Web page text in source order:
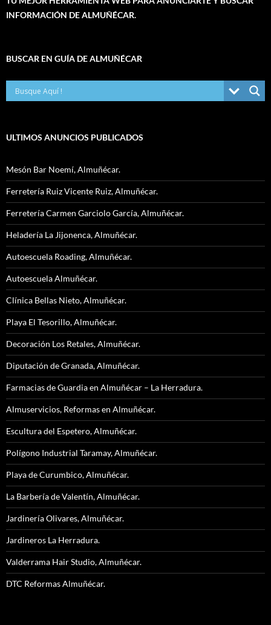
INFORMACIÓN DE ALMUÑÉCAR.
BUSCAR EN GUÍA DE ALMUÑÉCAR
ULTIMOS ANUNCIOS PUBLICADOS
Mesón Bar Noemí, Almuñécar.
Ferretería Ruiz Vicente Ruiz, Almuñécar.
Ferretería Carmen Garciolo García, Almuñécar.
Heladería La Jijonenca, Almuñécar.
Autoescuela Roading, Almuñécar.
Autoescuela Almuñécar.
Clínica Bellas Nieto, Almuñécar.
Playa El Tesorillo, Almuñécar.
Decoración Los Retales, Almuñécar.
Diputación de Granada, Almuñécar.
Farmacias de Guardia en Almuñécar – La Herradura.
Almuservicios, Reformas en Almuñécar.
Escultura del Espetero, Almuñécar.
Polígono Industrial Taramay, Almuñécar.
Playa de Curumbico, Almuñécar.
La Barbería de Valentín, Almuñécar.
Jardinería Olivares, Almuñécar.
Jardineros La Herradura.
Valderrama Hair Studio, Almuñécar.
DTC Reformas Almuñécar.